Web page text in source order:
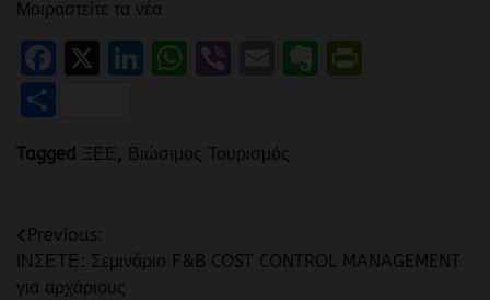
Μοιραστείτε τα νέα
Facebook
X LinkedIn
WhatsApp
ViberEmailEvernote
Tagged ΞΕΕ, Βιώσιμος Τουρισμός
Πλοήγηση
άρθρων
Previous:
ΙΝΣΕΤΕ: Σεμινάριο F&B COST CONTROL MANAGEMENT
για αρχάριους